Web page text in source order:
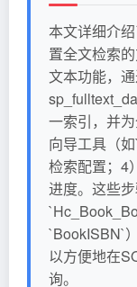
本文详细介
置全文检索
文本功能，
一索引，并
向导工具（
检索配置；4
进度。这些
`BookISBN`
以方便地在
询。